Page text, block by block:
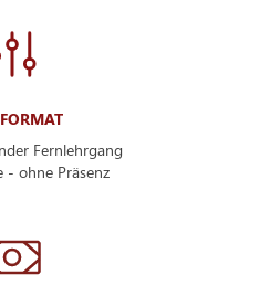
Fernlehrgang
- ohne Präsenz